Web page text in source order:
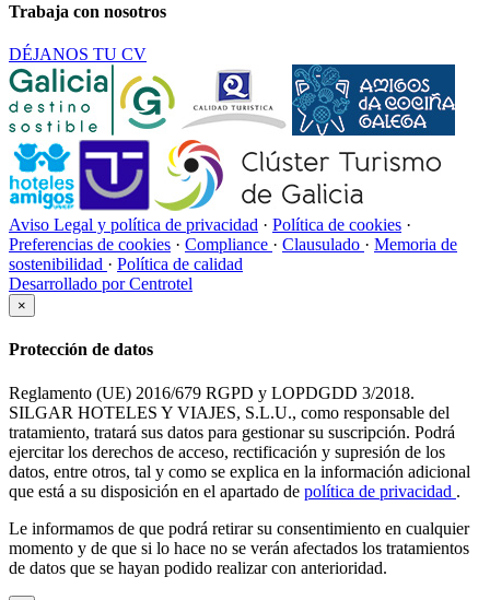
Trabaja con nosotros
DÉJANOS TU CV
Aviso Legal y política de privacidad · Política de cookies ·
Preferencias de cookies · Compliance · Clausulado · Memoria de
sostenibilidad · Política de calidad
Desarrollado por Centrotel
×
Protección de datos
Reglamento (UE) 2016/679 RGPD y LOPDGDD 3/2018.
SILGAR HOTELES Y VIAJES, S.L.U., como responsable del
tratamiento, tratará sus datos para gestionar su suscripción. Podrá
ejercitar los derechos de acceso, rectificación y supresión de los
datos, entre otros, tal y como se explica en la información adicional
que está a su disposición en el apartado de política de privacidad .
Le informamos de que podrá retirar su consentimiento en cualquier
momento y de que si lo hace no se verán afectados los tratamientos
de datos que se hayan podido realizar con anterioridad.